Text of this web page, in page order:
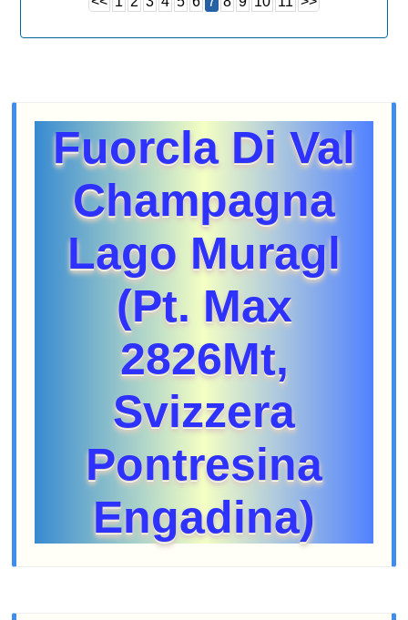
Fuorcla Di Val
Champagna
Lago Muragl
(Pt. Max
2826Mt,
Svizzera
Pontresina
Engadina)